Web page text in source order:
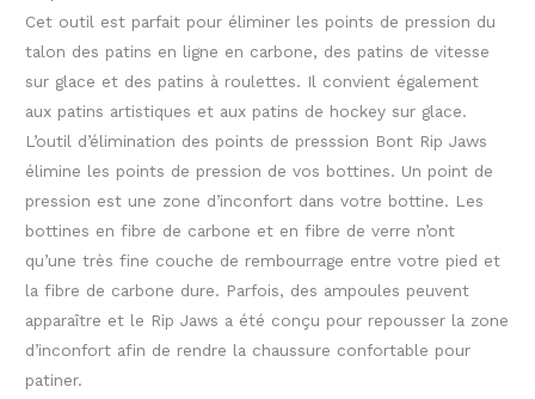
Cet outil est parfait pour éliminer les points de pression du
talon des patins en ligne en carbone, des patins de vitesse
sur glace et des patins à roulettes. Il convient également
aux patins artistiques et aux patins de hockey sur glace.
L’outil d’élimination des points de presssion Bont Rip Jaws
élimine les points de pression de vos bottines. Un point de
pression est une zone d’inconfort dans votre bottine. Les
bottines en fibre de carbone et en fibre de verre n’ont
qu’une très fine couche de rembourrage entre votre pied et
la fibre de carbone dure. Parfois, des ampoules peuvent
apparaître et le Rip Jaws a été conçu pour repousser la zone
d’inconfort afin de rendre la chaussure confortable pour
patiner.